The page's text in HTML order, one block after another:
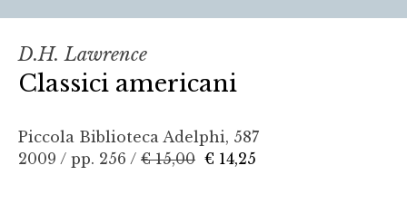
D.H. Lawrence
Classici americani
Piccola Biblioteca Adelphi, 587
2009 / pp. 256 / € 15,00 € 14,25